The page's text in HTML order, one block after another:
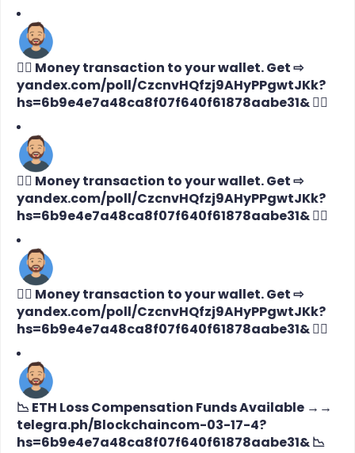
🙇‍♀️ Money transaction to your wallet. Get ⇨
yandex.com/poll/CzcnvHQfzj9AHyPPgwtJKk?
hs=6b9e4e7a48ca8f07f640f61878aabe31& 🙇‍♀️
🙇‍♀️ Money transaction to your wallet. Get ⇨
yandex.com/poll/CzcnvHQfzj9AHyPPgwtJKk?
hs=6b9e4e7a48ca8f07f640f61878aabe31& 🙇‍♀️
🙇‍♀️ Money transaction to your wallet. Get ⇨
yandex.com/poll/CzcnvHQfzj9AHyPPgwtJKk?
hs=6b9e4e7a48ca8f07f640f61878aabe31& 🙇‍♀️
📉 ETH Loss Compensation Funds Available →→
telegra.ph/Blockchaincom-03-17-4?
hs=6b9e4e7a48ca8f07f640f61878aabe31& 📉